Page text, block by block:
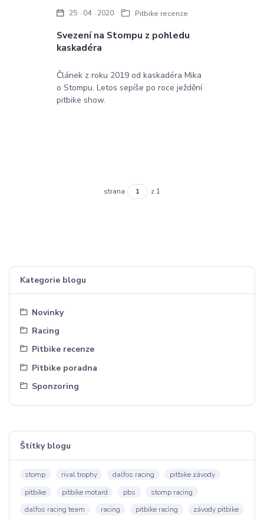
Kategorie blogu
Novinky
Racing
Pitbike recenze
Pitbike poradna
Sponzoring
Štítky blogu
stomp rival trophy dalfos racing
pitbike závody
pitbike
pitbike motard pbs
stomp racing
dalfos racing team
racing pitbike racing závody pitbike
Svezení na Stompu z pohledu
kaskadéra
25 04 2020 Pitbike recenze
Článek z roku 2019 od kaskadéra Mika
o Stompu. Letos sepíše po roce ježdění
pitbike show.
strana z 1